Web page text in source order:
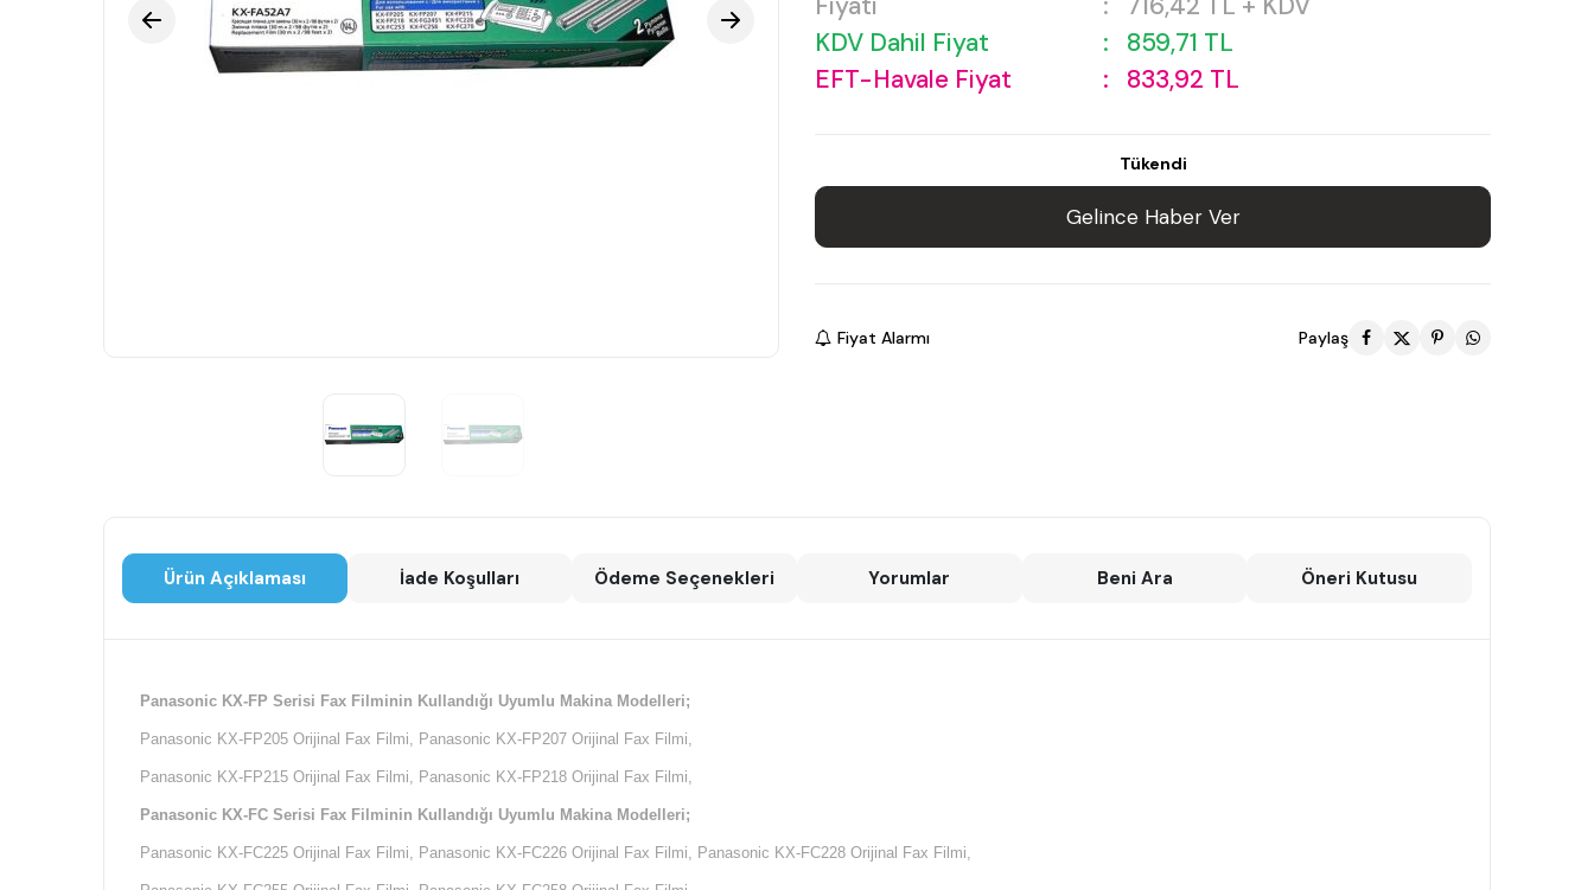
KDV Dahil Fiyat
: 859,71 TL
EFT-Havale Fiyat
: 833,92 TL
Tükendi
Gelince Haber Ver
Fiyat Alarmı Paylaş
Ürün Açıklaması İade Koşulları Ödeme Seçenekleri Yorumlar Beni Ara Öneri Kutusu
Panasonic KX-FP Serisi Fax Filminin Kullandığı Uyumlu Makina Modelleri;
Panasonic KX-FP205 Orijinal Fax Filmi, Panasonic KX-FP207 Orijinal Fax Filmi,
Panasonic KX-FP215 Orijinal Fax Filmi, Panasonic KX-FP218 Orijinal Fax Filmi,
Panasonic KX-FC Serisi Fax Filminin Kullandığı Uyumlu Makina Modelleri;
Panasonic KX-FC225 Orijinal Fax Filmi, Panasonic KX-FC226 Orijinal Fax Filmi, Panasonic KX-FC228 Orijinal Fax Filmi,